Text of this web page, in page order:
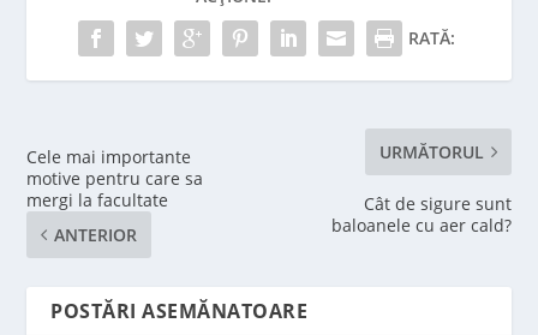
RATĂ:
Cele mai importante
motive pentru care sa
mergi la facultate
ANTERIOR
URMĂTORUL
Cât de sigure sunt
baloanele cu aer cald?
POSTĂRI ASEMĂNATOARE